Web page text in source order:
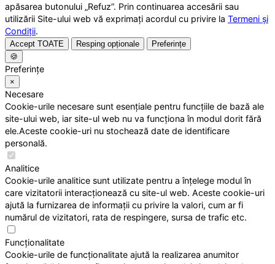
apăsarea butonului „Refuz”. Prin continuarea accesării sau
utilizării Site-ului web vă exprimați acordul cu privire la Termeni și
Condiții.
Accept TOATE Resping opționale
Preferințe
🍪
Preferințe
×
Necesare
Cookie-urile necesare sunt esențiale pentru funcțiile de bază ale
site-ului web, iar site-ul web nu va funcționa în modul dorit fără
ele.Aceste cookie-uri nu stochează date de identificare
personală.
Analitice
Cookie-urile analitice sunt utilizate pentru a înțelege modul în
care vizitatorii interacționează cu site-ul web. Aceste cookie-uri
ajută la furnizarea de informații cu privire la valori, cum ar fi
numărul de vizitatori, rata de respingere, sursa de trafic etc.
Funcționalitate
Cookie-urile de funcționalitate ajută la realizarea anumitor